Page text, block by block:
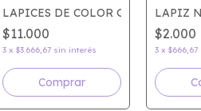
BEBE x6
LAPICES DE COLOR GIOTTO x12
$11.000
3 x $3.666,67 sin interés
LAPIZ
$2.000
3 x $666,67